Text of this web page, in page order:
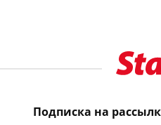
Подписка на